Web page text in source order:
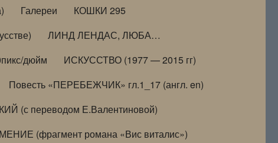
Галереи
КОШКИ 295
ЛИНД ЛЕНДАС, ЛЮБА…
дюйм
ИСКУССТВО (1977 — 2015 гг)
Повесть «ПЕРЕБЕЖЧИК» гл.1_17 (англ. en)
(с переводом Е.Валентиновой)
(фрагмент романа «Вис виталис»)